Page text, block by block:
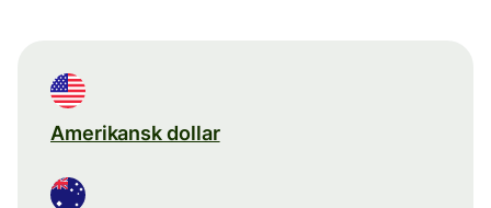
Amerikansk dollar